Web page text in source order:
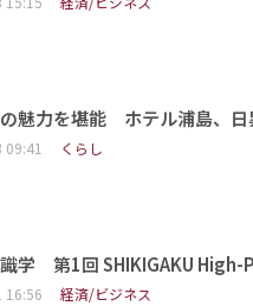
魅力を堪能 ホテル浦島、日
09:41 くらし
学 第1回 SHIKIGAKU
16:56 経済/ビジネス